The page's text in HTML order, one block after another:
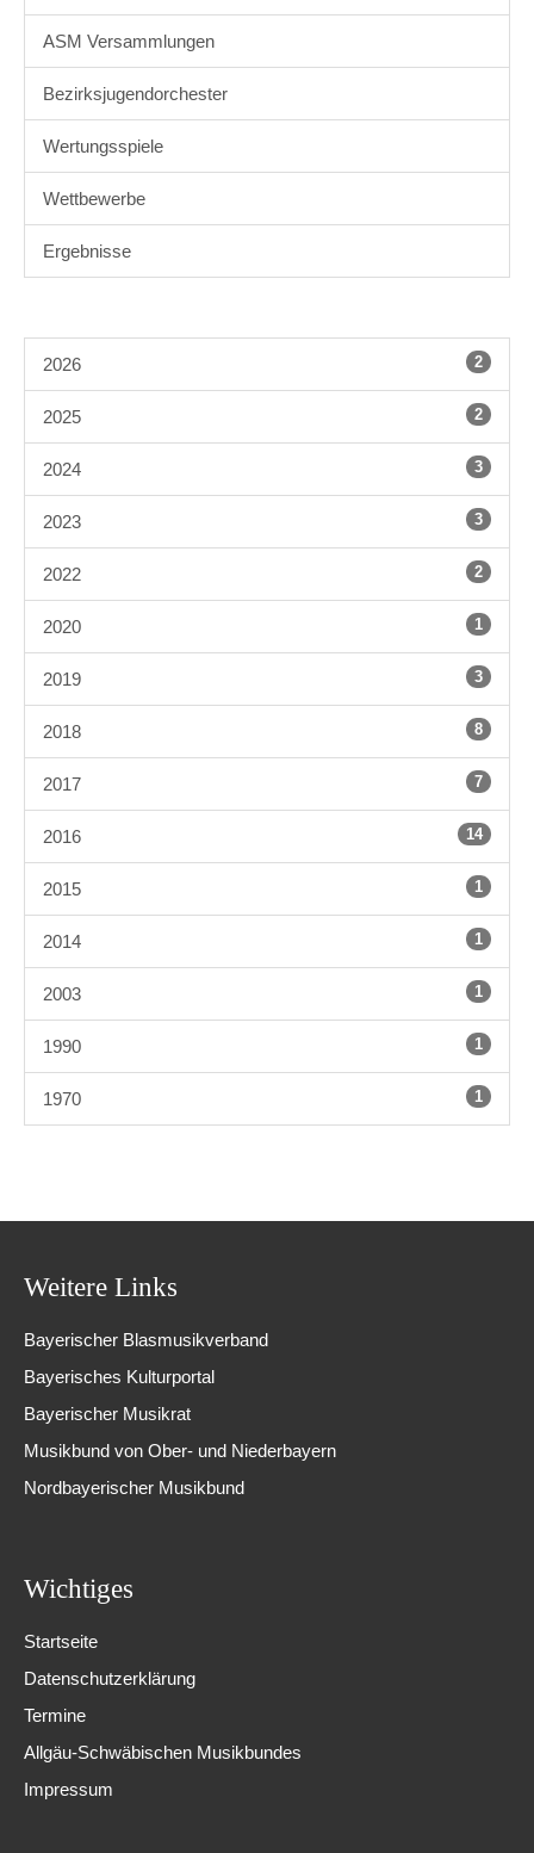
ASM Versammlungen
Bezirksjugendorchester
Wertungsspiele
Wettbewerbe
Ergebnisse
2026 2
2025 2
2024 3
2023 3
2022 2
2020 1
2019 3
2018 8
2017 7
2016 14
2015 1
2014 1
2003 1
1990 1
1970 1
Weitere Links
Bayerischer Blasmusikverband
Bayerisches Kulturportal
Bayerischer Musikrat
Musikbund von Ober- und Niederbayern
Nordbayerischer Musikbund
Wichtiges
Startseite
Datenschutzerklärung
Termine
Allgäu-Schwäbischen Musikbundes
Impressum